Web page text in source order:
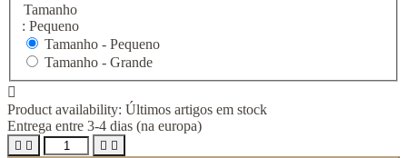
Tamanho
: Pequeno
Tamanho - Pequeno
Tamanho - Grande

Product availability: Últimos artigos em stock
Entrega entre 3-4 dias (na europa)
   